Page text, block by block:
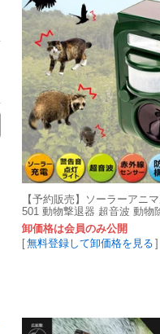
【予約販売】ソーラーアニ
501 動物撃退器 超音波 動物
ラー充電式 害獣
卸価格は会員のみ公開
[無料登録して卸価格を見る ]